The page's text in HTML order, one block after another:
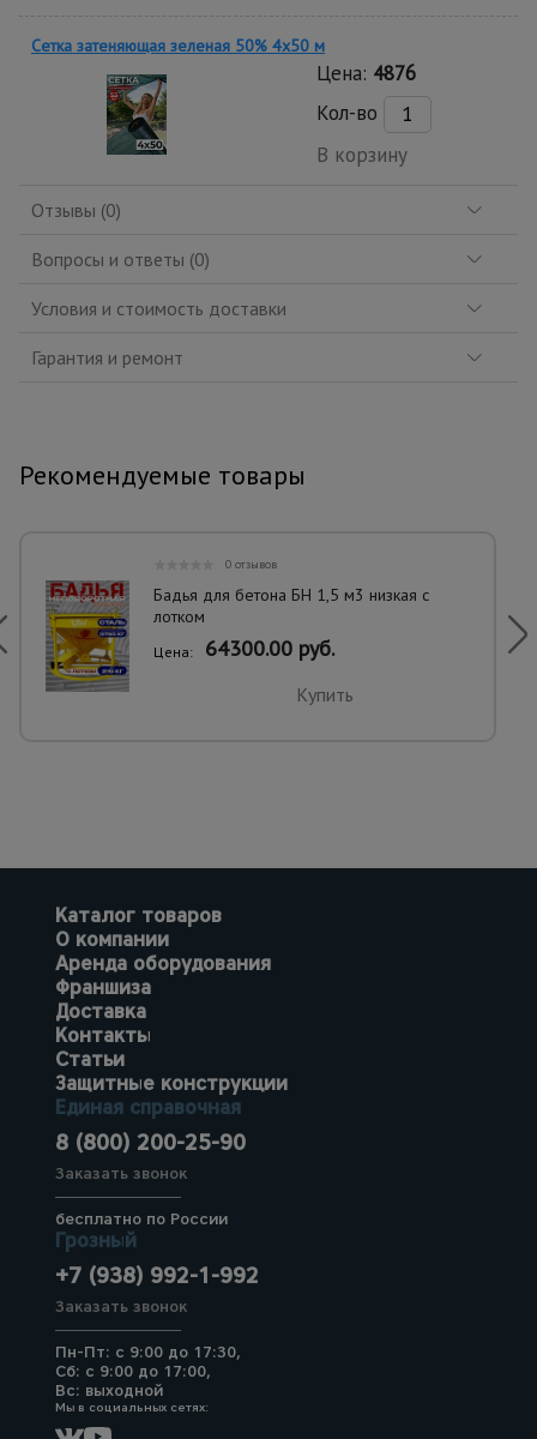
Сетка затеняющая зеленая 50% 4х50 м
Цена: 4876
Кол-во
В корзину
Отзывы (0)
Вопросы и ответы (0)
Условия и стоимость доставки
Гарантия и ремонт
Рекомендуемые товары
0 отзывов
Бадья для бетона БН 1,5 м3 низкая с
лотком
Цена: 64300.00 руб.
Купить
Каталог товаров
О компании
Аренда оборудования
Франшиза
Доставка
Контакты
Статьи
Защитные конструкции
Единая справочная
8 (800) 200-25-90
Заказать звонок
бесплатно по России
Грозный
+7 (938) 992-1-992
Заказать звонок
Пн-Пт: с 9:00 до 17:30,
Сб: с 9:00 до 17:00,
Вс: выходной
Мы в социальных сетях: